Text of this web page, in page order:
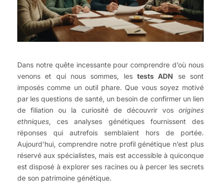
Dans notre quête incessante pour comprendre d’où nous
venons et qui nous sommes, les tests ADN se sont
imposés comme un outil phare. Que vous soyez motivé
par les questions de santé, un besoin de confirmer un lien
de filiation ou la curiosité de découvrir vos origines
ethniques, ces analyses génétiques fournissent des
réponses qui autrefois semblaient hors de portée.
Aujourd’hui, comprendre notre profil génétique n’est plus
réservé aux spécialistes, mais est accessible à quiconque
est disposé à explorer ses racines ou à percer les secrets
de son patrimoine génétique.